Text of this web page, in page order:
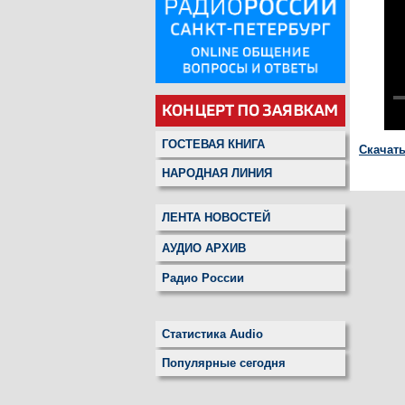
ГОСТЕВАЯ КНИГА
НАРОДНАЯ ЛИНИЯ
ЛЕНТА НОВОСТЕЙ
АУДИО АРХИВ
Радио России
Статистика Audio
Популярные сегодня
Скачать